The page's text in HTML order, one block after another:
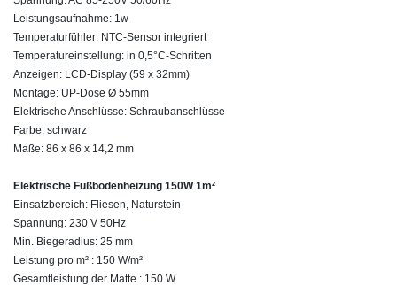
Leistungsaufnahme: 1w
Temperaturfühler: NTC-Sensor integriert
Temperatureinstellung: in 0,5°C-Schritten
Anzeigen: LCD-Display (59 x 32mm)
Montage: UP-Dose Ø 55mm
Elektrische Anschlüsse: Schraubanschlüsse
Farbe: schwarz
Maße: 86 x 86 x 14,2 mm
Elektrische Fußbodenheizung 150W 1m²
Einsatzbereich: Fliesen, Naturstein
Spannung: 230 V 50Hz
Min. Biegeradius: 25 mm
Leistung pro m² : 150 W/m²
Gesamtleistung der Matte : 150 W